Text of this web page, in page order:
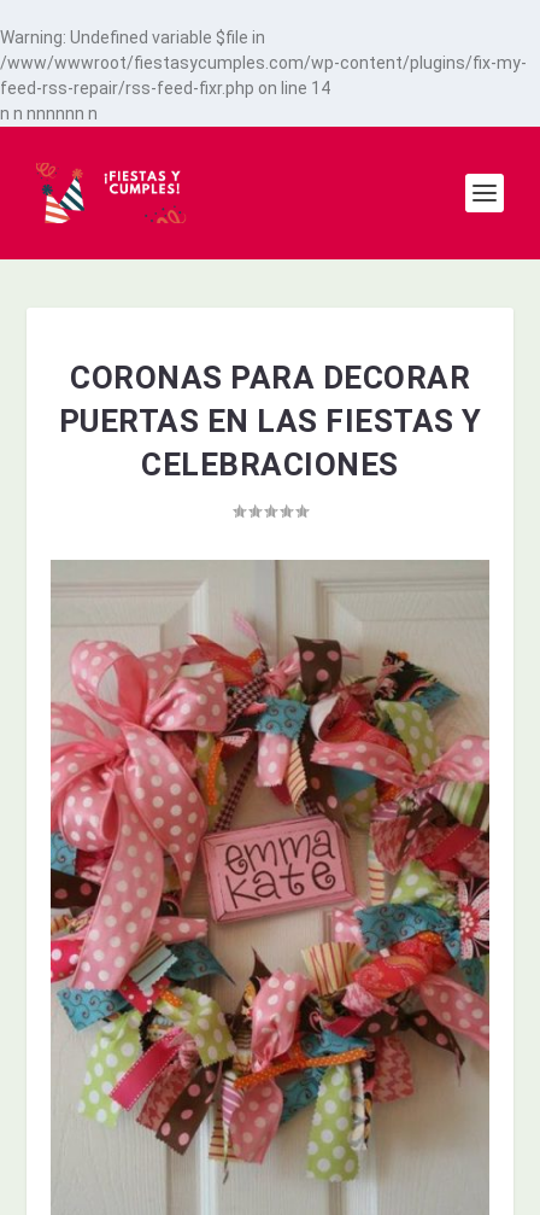
Warning: Undefined variable $file in
/www/wwwroot/fiestasycumples.com/wp-content/plugins/fix-my-
feed-rss-repair/rss-feed-fixr.php on line 14
n n nnnnnn n
CORONAS PARA DECORAR
PUERTAS EN LAS FIESTAS Y
CELEBRACIONES